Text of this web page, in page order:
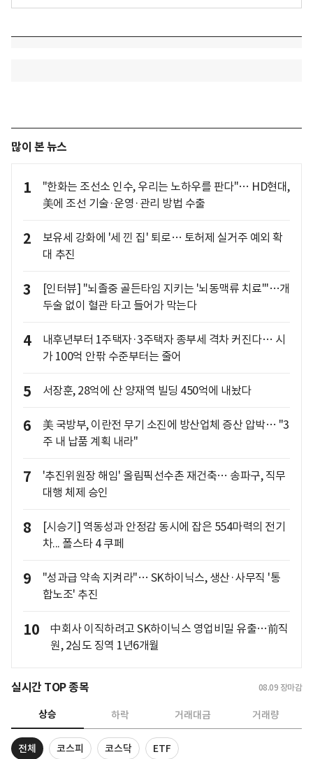
많이 본 뉴스
1
"한화는 조선소 인수, 우리는 노하우를 판다"… HD현대,
美에 조선 기술·운영·관리 방법 수출
2
보유세 강화에 '세 낀 집' 퇴로… 토허제 실거주 예외 확
대 추진
3
[인터뷰] "뇌졸중 골든타임 지키는 '뇌동맥류 치료'"…개
두술 없이 혈관 타고 들어가 막는다
4
내후년부터 1주택자·3주택자 종부세 격차 커진다… 시
가 100억 안팎 수준부터는 줄어
5 서장훈, 28억에 산 양재역 빌딩 450억에 내놨다
6
美 국방부, 이란전 무기 소진에 방산업체 증산 압박… "3
주 내 납품 계획 내라"
7
'추진위원장 해임' 올림픽선수촌 재건축… 송파구, 직무
대행 체제 승인
8
[시승기] 역동성과 안정감 동시에 잡은 554마력의 전기
차... 폴스타 4 쿠페
9
"성과급 약속 지켜라"… SK하이닉스, 생산·사무직 '통
합노조' 추진
10
中회사 이직하려고 SK하이닉스 영업비밀 유출…前직
원, 2심도 징역 1년6개월
실시간 TOP 종목 08.09 장마감
상승 하락 거래대금 거래량
전체 코스피 코스닥 ETF